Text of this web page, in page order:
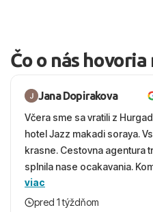
Čo o nás
Jana Dopirakova
Včera sme sa vratili z
hotel Jazz makadi soraya.
krasne. Cestovna agentura
splnila nase ocakavania.
panom Michalinom uzasna a
Vsetko vysvetlil aj vo
viac
pred 1 týždňom